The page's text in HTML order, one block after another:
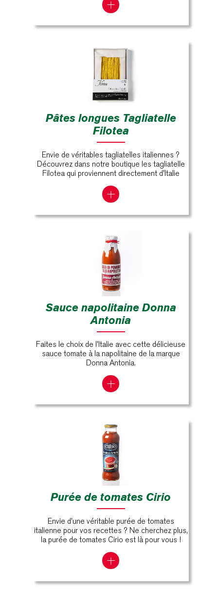
Pâtes longues Tagliatelle
Filotea
Envie de véritables tagliatelles italiennes ?
Découvrez dans notre boutique les tagliatelle
Filotea qui proviennent directement d'Italie
Sauce napolitaine Donna
Antonia
Faites le choix de l'Italie avec cette délicieuse
sauce tomate à la napolitaine de la marque
Donna Antonia.
Purée de tomates Cirio
Envie d'une véritable purée de tomates
italienne pour vos recettes ? Ne cherchez plus,
la purée de tomates Cirio est là pour vous !